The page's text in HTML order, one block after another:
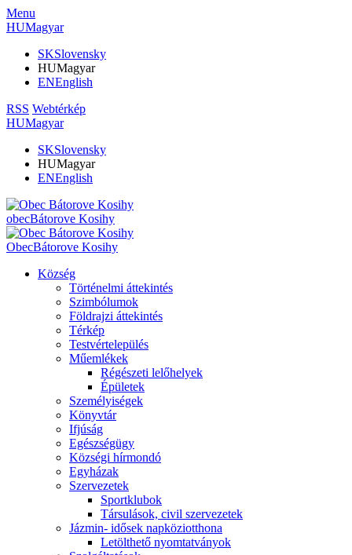
Menu
HUMagyar
SKSlovensky
HUMagyar
ENEnglish
RSS Webtérkép
HUMagyar
SKSlovensky
HUMagyar
ENEnglish
obecBátorove Kosihy
ObecBátorove Kosihy
Község
Történelmi áttekintés
Szimbólumok
Földrajzi áttekintés
Térkép
Testvértelepülés
Műemlékek
Régészeti lelőhelyek
Épületek
Személyiségek
Könyvtár
Ifjúság
Egészségügy
Községi hírmondó
Egyházak
Szervezetek
Sportklubok
Társulások, civil szervezetek
Jázmin- idősek napköziotthona
Letölthető nyomtatványok